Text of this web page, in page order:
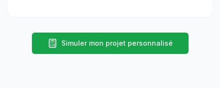
Simuler mon projet personnalisé